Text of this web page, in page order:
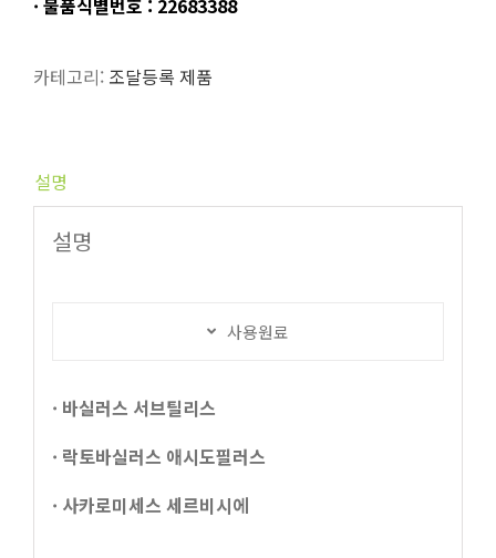
· 물품식별번호 : 22683388
카테고리: 조달등록 제품
설명
설명
사용원료
· 바실러스 서브틸리스
· 락토바실러스 애시도필러스
· 사카로미세스 세르비시에